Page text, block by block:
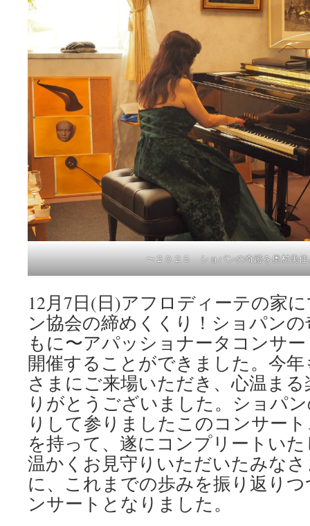
ム
サ
ロ
ン〜
協
奏
曲
の
夕
は
〜２０２５ ショパンの奇跡を奥村美佳
12月7日(日)アフロディーテの家
ン協会の締めくくり！ショパン
もに〜アパッショナータコンサ
開催することができました。今
さまにご来場いただき、心温ま
りがとうございました。ショパ
りして参りましたこのコンサー
を持って、遂にコンプリートい
温かくお見守りいただいたみな
に、これまでの歩みを振り返り
ンサートとなりました。